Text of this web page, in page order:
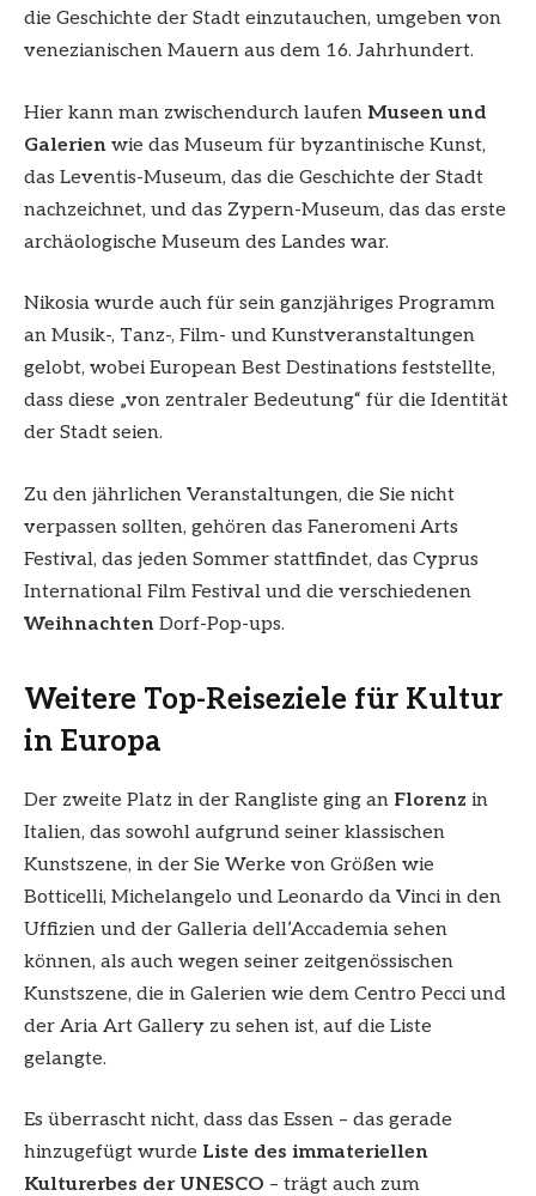
die Geschichte der Stadt einzutauchen, umgeben von
venezianischen Mauern aus dem 16. Jahrhundert.
Hier kann man zwischendurch laufen Museen und
Galerien wie das Museum für byzantinische Kunst,
das Leventis-Museum, das die Geschichte der Stadt
nachzeichnet, und das Zypern-Museum, das das erste
archäologische Museum des Landes war.
Nikosia wurde auch für sein ganzjähriges Programm
an Musik-, Tanz-, Film- und Kunstveranstaltungen
gelobt, wobei European Best Destinations feststellte,
dass diese „von zentraler Bedeutung“ für die Identität
der Stadt seien.
Zu den jährlichen Veranstaltungen, die Sie nicht
verpassen sollten, gehören das Faneromeni Arts
Festival, das jeden Sommer stattfindet, das Cyprus
International Film Festival und die verschiedenen
Weihnachten Dorf-Pop-ups.
Weitere Top-Reiseziele für Kultur
in Europa
Der zweite Platz in der Rangliste ging an Florenz in
Italien, das sowohl aufgrund seiner klassischen
Kunstszene, in der Sie Werke von Größen wie
Botticelli, Michelangelo und Leonardo da Vinci in den
Uffizien und der Galleria dell’Accademia sehen
können, als auch wegen seiner zeitgenössischen
Kunstszene, die in Galerien wie dem Centro Pecci und
der Aria Art Gallery zu sehen ist, auf die Liste
gelangte.
Es überrascht nicht, dass das Essen – das gerade
hinzugefügt wurde Liste des immateriellen
Kulturerbes der UNESCO – trägt auch zum